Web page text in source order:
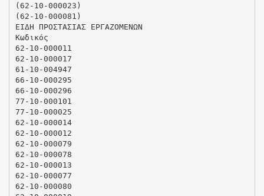
(62-10-000023)
(62-10-000081)
ΕΙΔΗ ΠΡΟΣΤΑΣΙΑΣ ΕΡΓΑΖΟΜΕΝΩΝ
Κωδικός
62-10-000011
62-10-000017
61-10-004947
66-10-000295
66-10-000296
77-10-000101
77-10-000025
62-10-000014
62-10-000012
62-10-000079
62-10-000078
62-10-000013
62-10-000077
62-10-000080